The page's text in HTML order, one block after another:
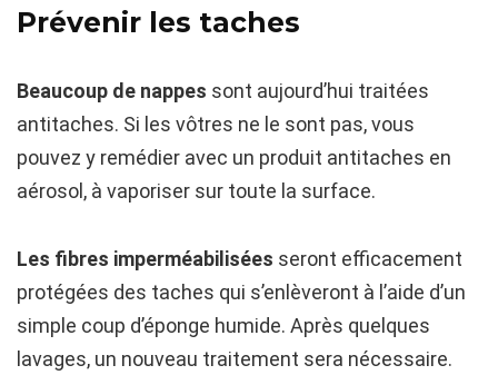
Prévenir les taches
Beaucoup de nappes sont aujourd’hui traitées
antitaches. Si les vôtres ne le sont pas, vous
pouvez y remédier avec un produit antitaches en
aérosol, à vaporiser sur toute la surface.
Les fibres imperméabilisées seront efficacement
protégées des taches qui s’enlèveront à l’aide d’un
simple coup d’éponge humide. Après quelques
lavages, un nouveau traitement sera nécessaire.